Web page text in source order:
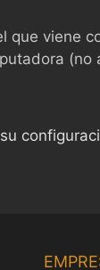
que viene